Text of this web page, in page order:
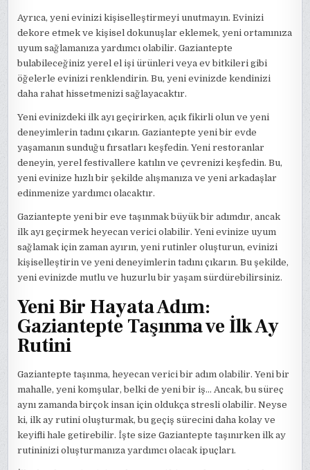
Ayrıca, yeni evinizi kişiselleştirmeyi unutmayın. Evinizi
dekore etmek ve kişisel dokunuşlar eklemek, yeni ortamınıza
uyum sağlamanıza yardımcı olabilir. Gaziantepte
bulabileceğiniz yerel el işi ürünleri veya ev bitkileri gibi
öğelerle evinizi renklendirin. Bu, yeni evinizde kendinizi
daha rahat hissetmenizi sağlayacaktır.
Yeni evinizdeki ilk ayı geçirirken, açık fikirli olun ve yeni
deneyimlerin tadını çıkarın. Gaziantepte yeni bir evde
yaşamanın sunduğu fırsatları keşfedin. Yeni restoranlar
deneyin, yerel festivallere katılın ve çevrenizi keşfedin. Bu,
yeni evinize hızlı bir şekilde alışmanıza ve yeni arkadaşlar
edinmenize yardımcı olacaktır.
Gaziantepte yeni bir eve taşınmak büyük bir adımdır, ancak
ilk ayı geçirmek heyecan verici olabilir. Yeni evinize uyum
sağlamak için zaman ayırın, yeni rutinler oluşturun, evinizi
kişiselleştirin ve yeni deneyimlerin tadını çıkarın. Bu şekilde,
yeni evinizde mutlu ve huzurlu bir yaşam sürdürebilirsiniz.
Yeni Bir Hayata Adım:
Gaziantepte Taşınma ve İlk Ay
Rutini
Gaziantepte taşınma, heyecan verici bir adım olabilir. Yeni bir
mahalle, yeni komşular, belki de yeni bir iş… Ancak, bu süreç
aynı zamanda birçok insan için oldukça stresli olabilir. Neyse
ki, ilk ay rutini oluşturmak, bu geçiş sürecini daha kolay ve
keyifli hale getirebilir. İşte size Gaziantepte taşınırken ilk ay
rutininizi oluşturmanıza yardımcı olacak ipuçları.